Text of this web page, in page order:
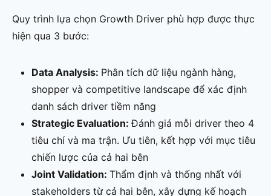
Quy trình lựa chọn Growth Driver phù hợp được thực
hiện qua 3 bước:
Data Analysis: Phân tích dữ liệu ngành hàng,
shopper và competitive landscape để xác định
danh sách driver tiềm năng
Strategic Evaluation:Đánh giá mỗi driver theo 4
tiêu chí và ma trận. Ưu tiên, kết hợp với mục tiêu
chiến lược của cả hai bên
Joint Validation: Thẩm định và thống nhất với
stakeholders từ cả hai bên, xây dựng kế hoạch